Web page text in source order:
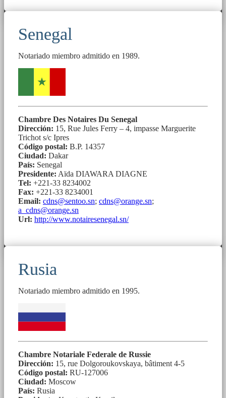
Senegal
Notariado miembro admitido en 1989.
Chambre Des Notaires Du Senegal
Dirección: 15, Rue Jules Ferry – 4, impasse Marguerite
Trichot s/c Ipres
Código postal: B.P. 14357
Ciudad: Dakar
País: Senegal
Presidente: Aïda DIAWARA DIAGNE
Tel: +221-33 8234002
Fax: +221-33 8234001
Email: cdns@sentoo.sn; cdns@orange.sn;
a_cdns@orange.sn
Url: http://www.notairesenegal.sn/
Rusia
Notariado miembro admitido en 1995.
Chambre Notariale Federale de Russie
Dirección: 15, rue Dolgoroukovskaya, bâtiment 4-5
Código postal: RU-127006
Ciudad: Moscow
País: Rusia